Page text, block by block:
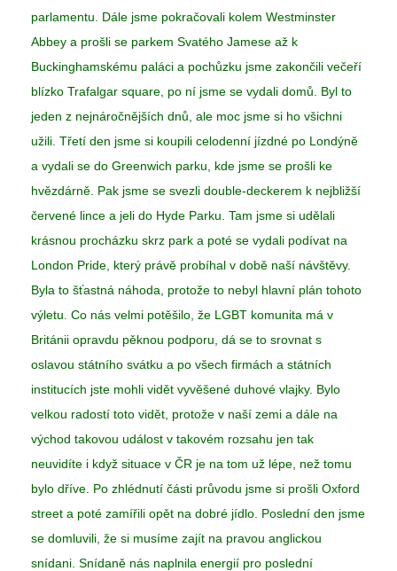
parlamentu. Dále jsme pokračovali kolem Westminster
Abbey a prošli se parkem Svatého Jamese až k
Buckinghamskému paláci a pochůzku jsme zakončili večeří
blízko Trafalgar square, po ní jsme se vydali domů. Byl to
jeden z nejnáročnějších dnů, ale moc jsme si ho všichni
užili. Třetí den jsme si koupili celodenní jízdné po Londýně
a vydali se do Greenwich parku, kde jsme se prošli ke
hvězdárně. Pak jsme se svezli double-deckerem k nejbližší
červené lince a jeli do Hyde Parku. Tam jsme si udělali
krásnou procházku skrz park a poté se vydali podívat na
London Pride, který právě probíhal v době naší návštěvy.
Byla to šťastná náhoda, protože to nebyl hlavní plán tohoto
výletu. Co nás velmi potěšilo, že LGBT komunita má v
Británii opravdu pěknou podporu, dá se to srovnat s
oslavou státního svátku a po všech firmách a státních
institucích jste mohli vidět vyvěšené duhové vlajky. Bylo
velkou radostí toto vidět, protože v naší zemi a dále na
východ takovou událost v takovém rozsahu jen tak
neuvidíte i když situace v ČR je na tom už lépe, než tomu
bylo dříve. Po zhlédnutí části průvodu jsme si prošli Oxford
street a poté zamířili opět na dobré jídlo. Poslední den jsme
se domluvili, že si musíme zajít na pravou anglickou
snídani. Snídaně nás naplnila energií pro poslední